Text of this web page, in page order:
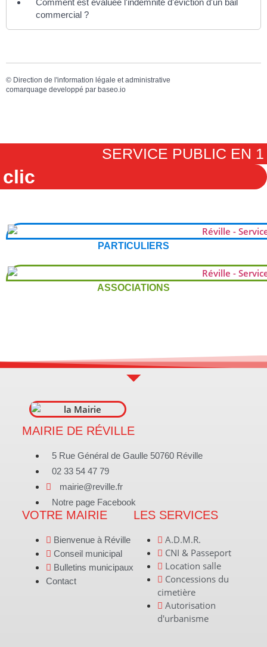
commercial ?
© Direction de l'information légale et administrative
comarquage developpé par baseo.io
SERVICE PUBLIC EN 1
clic
PARTICULIERS
ASSOCIATIONS
MAIRIE DE RÉVILLE
5 Rue Général de Gaulle 50760 Réville
02 33 54 47 79
mairie@reville.fr
Notre page Facebook
VOTRE MAIRIE
Bienvenue à Réville
Conseil municipal
Bulletins municipaux
Contact
LES SERVICES
A.D.M.R.
CNI & Passeport
Location salle
Concessions du
cimetière
Autorisation
d'urbanisme